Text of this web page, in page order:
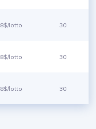
8$/lotto 30
8$/lotto 30
8$/lotto 30